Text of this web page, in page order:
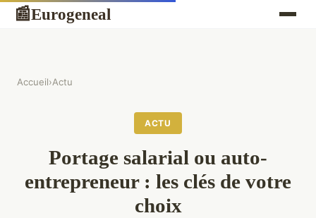
📰Eurogeneal
Accueil›Actu
ACTU
Portage salarial ou auto-
entrepreneur : les clés de votre
choix